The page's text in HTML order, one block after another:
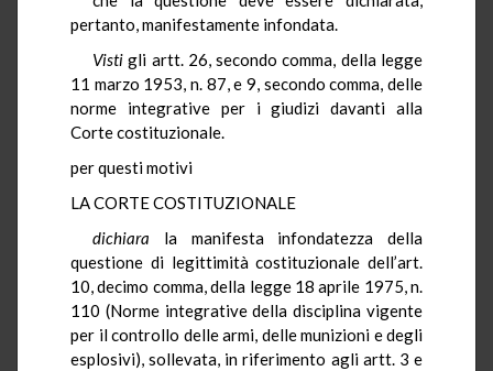
pertanto, manifestamente infondata.
Visti gli artt. 26, secondo comma, della legge
11 marzo 1953, n. 87, e 9, secondo comma, delle
norme integrative per i giudizi davanti alla
Corte costituzionale.
per questi motivi
LA CORTE COSTITUZIONALE
dichiara la manifesta infondatezza della
questione di legittimità costituzionale dell’art.
10, decimo comma, della legge 18 aprile 1975, n.
110 (Norme integrative della disciplina vigente
per il controllo delle armi, delle munizioni e degli
esplosivi), sollevata, in riferimento agli artt. 3 e